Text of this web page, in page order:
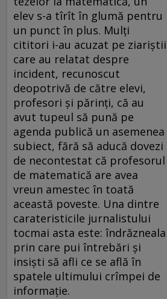
elev s-a tîrît în glumă pentru
un punct în plus. Mulți
cititori i-au acuzat pe ziariștii
care au relatat despre
incident, recunoscut
deopotrivă de către elevi,
profesori și părinți, că au
avut tupeul să pună pe
agenda publică un asemenea
subiect, fără să aducă dovezi
de necontestat că profesorul
de matematică are avea
vreun amestec în toată
această poveste. Una dintre
carateristicile jurnalistului
tocmai asta este: îndrăzneala
prin care pui întrebări și
insiști să afli ce se află în
spatele ultimului crîmpei de
informație.